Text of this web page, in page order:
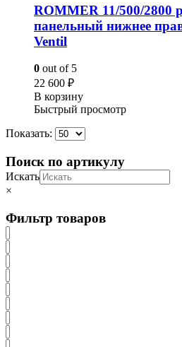
ROMMER 11/500/2800
панельный нижнее
Ventil
0 out of 5
22 600 ₽
В корзину
Быстрый просмотр
Показать:
Поиск по артикулу
Искать
×
Фильтр товаров